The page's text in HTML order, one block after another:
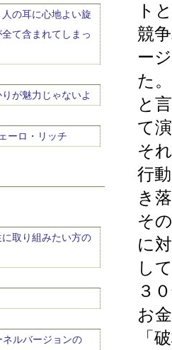
の耳に心地よい旋
て含まれてしまっ
が魅力じゃないよ
ーロ・リッチ
取り組みたい方の
ネルバージョンの
ト
競
ー
た
と
て
そ
行
き
そ
に
し
３
お
「